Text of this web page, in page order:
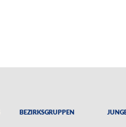
Bezirksgruppen